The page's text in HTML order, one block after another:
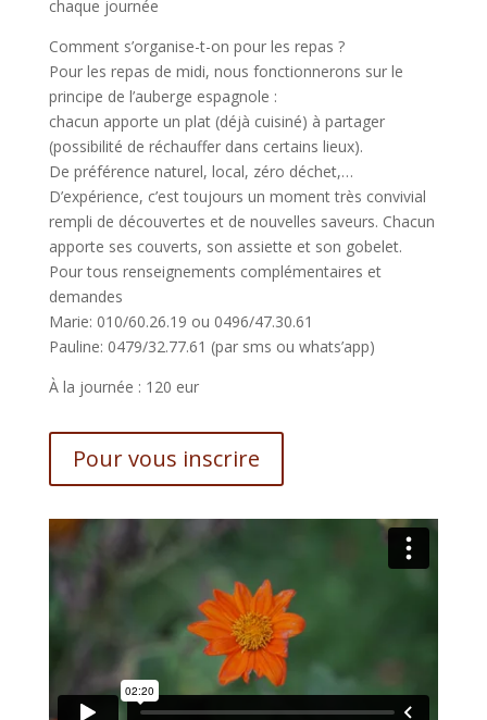
chaque journée
Comment s’organise-t-on pour les repas ?
Pour les repas de midi, nous fonctionnerons sur le
principe de l’auberge espagnole :
chacun apporte un plat (déjà cuisiné) à partager
(possibilité de réchauffer dans certains lieux).
De préférence naturel, local, zéro déchet,…
D’expérience, c’est toujours un moment très convivial
rempli de découvertes et de nouvelles saveurs. Chacun
apporte ses couverts, son assiette et son gobelet.
Pour tous renseignements complémentaires et
demandes
Marie: 010/60.26.19 ou 0496/47.30.61
Pauline: 0479/32.77.61 (par sms ou whats’app)
À la journée : 120 eur
Pour vous inscrire